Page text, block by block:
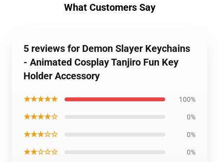
What Customers Say
5 reviews for Demon Slayer Keychains
- Animated Cosplay Tanjiro Fun Key
Holder Accessory
★★★★★ 100%
★★★★☆ 0%
★★★☆☆ 0%
★★☆☆☆ 0%